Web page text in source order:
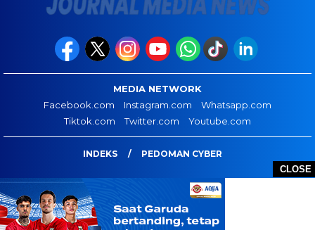
CLOSE
MEDIA NETWORK
Facebook.com
Instagram.com
Whatsapp.com
Tiktok.com
Twitter.com Youtube.com
INDEKS PEDOMAN CYBER
JOURNAL MEDIA NEWS